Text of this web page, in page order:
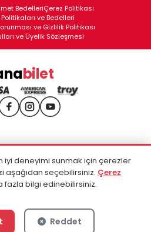
BedelleriÇerez Politikası
ve Bedelleri
ve Gizlilik Politikası
ve Üyelik Sözleşmesi
bilet
iyi deneyimi sunmak için çerezler
aşağıdan seçebilirsiniz. Çerez
fazla bilgi edinebilirsiniz.
Reddet